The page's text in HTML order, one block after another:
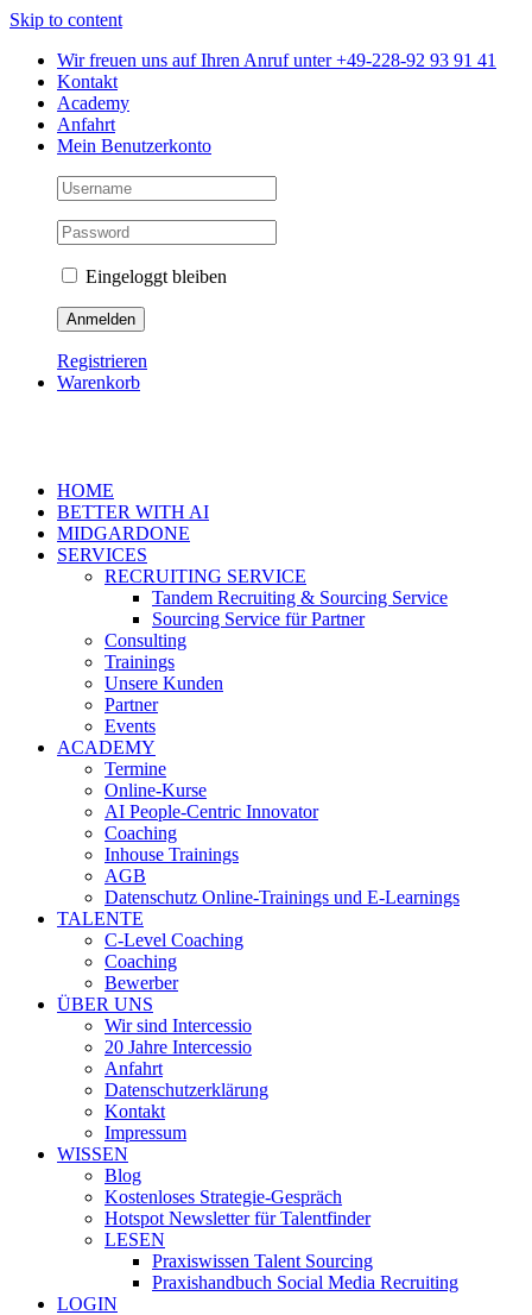
Skip to content
Wir freuen uns auf Ihren Anruf unter +49-228-92 93 91 41
Kontakt
Academy
Anfahrt
Mein Benutzerkonto
Eingeloggt bleiben
Registrieren
Warenkorb
HOME
BETTER WITH AI
MIDGARDONE
SERVICES
RECRUITING SERVICE
Tandem Recruiting & Sourcing Service
Sourcing Service für Partner
Consulting
Trainings
Unsere Kunden
Partner
Events
ACADEMY
Termine
Online-Kurse
AI People-Centric Innovator
Coaching
Inhouse Trainings
AGB
Datenschutz Online-Trainings und E-Learnings
TALENTE
C-Level Coaching
Coaching
Bewerber
ÜBER UNS
Wir sind Intercessio
20 Jahre Intercessio
Anfahrt
Datenschutzerklärung
Kontakt
Impressum
WISSEN
Blog
Kostenloses Strategie-Gespräch
Hotspot Newsletter für Talentfinder
LESEN
Praxiswissen Talent Sourcing
Praxishandbuch Social Media Recruiting
LOGIN